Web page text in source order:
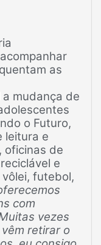
as
a mudança de
o Futuro,
leitura e
oficinas de
e
futebol,
com
vezes
retirar o